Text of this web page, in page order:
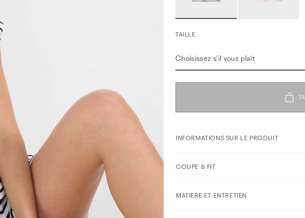
TAILLE
Choisissez s'il vous plaît
INFORMATIONS SUR LE PRODUIT
COUPE & FIT
MATIÈRE ET ENTRETIEN